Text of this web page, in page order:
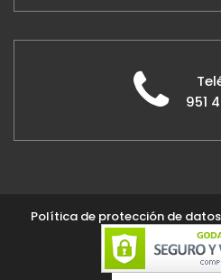
951
Política de protección de datos